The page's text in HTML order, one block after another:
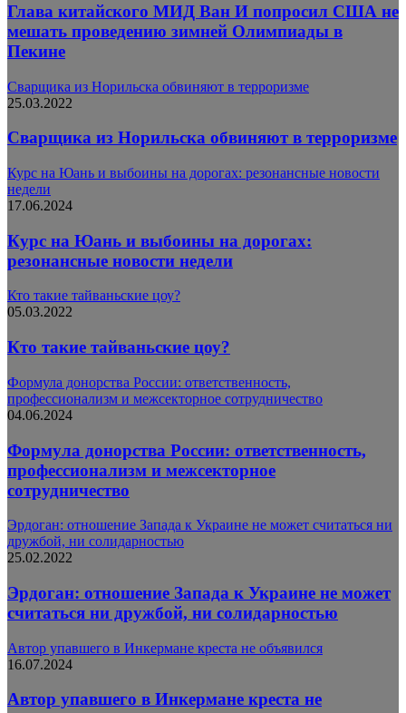
Глава китайского МИД Ван И попросил США не
мешать проведению зимней Олимпиады в
Пекине
Сварщика из Норильска обвиняют в терроризме
25.03.2022
Сварщика из Норильска обвиняют в терроризме
Курс на Юань и выбоины на дорогах: резонансные новости
недели
17.06.2024
Курс на Юань и выбоины на дорогах:
резонансные новости недели
Кто такие тайваньские цоу?
05.03.2022
Кто такие тайваньские цоу?
Формула донорства России: ответственность,
профессионализм и межсекторное сотрудничество
04.06.2024
Формула донорства России: ответственность,
профессионализм и межсекторное
сотрудничество
Эрдоган: отношение Запада к Украине не может считаться ни
дружбой, ни солидарностью
25.02.2022
Эрдоган: отношение Запада к Украине не может
считаться ни дружбой, ни солидарностью
Автор упавшего в Инкермане креста не объявился
16.07.2024
Автор упавшего в Инкермане креста не